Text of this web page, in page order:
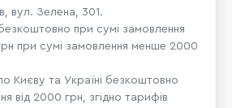
вул. Зелена, 301.
при сумі замовлення
при сумі замовлення менше 2000
Києву та Україні безкоштовно
від 2000 грн, згідно тарифів